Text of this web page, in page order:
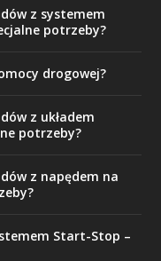
z systemem
potrzeby?
drogowej?
z układem
potrzeby?
z napędem na
Start-Stop –